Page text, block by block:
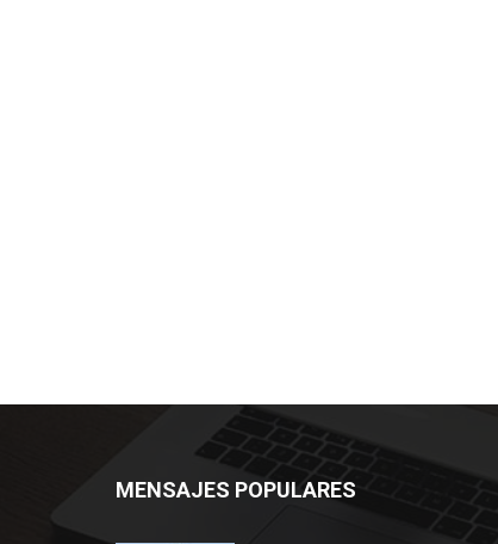
MENSAJES POPULARES